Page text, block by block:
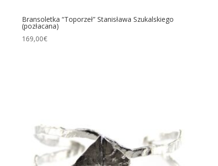
Bransoletka “Toporzeł” Stanisława Szukalskiego
(pozłacana)
169,00€